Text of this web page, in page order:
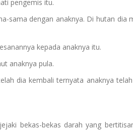
pengemis itu.
sama dengan anaknya. Di hutan dia
kepada anaknya itu.
anaknya pula.
dia kembali ternyata anaknya
bekas-bekas darah yang